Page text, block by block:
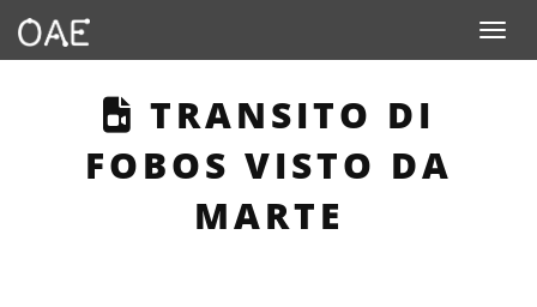
Toggle
THIS PAGE
TRANSITO DI
FOBOS VISTO DA
MARTE